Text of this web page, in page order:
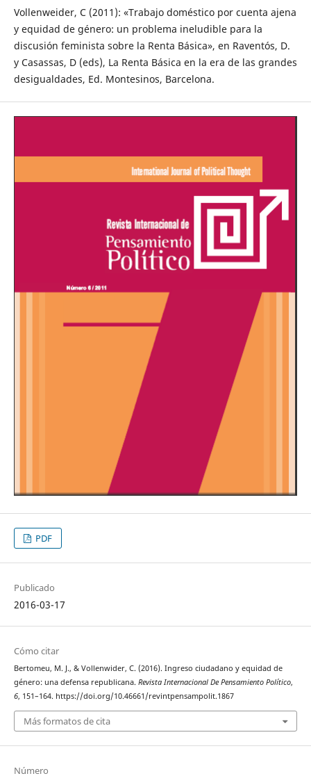
Vollenweider, C (2011): «Trabajo doméstico por cuenta ajena
y equidad de género: un problema ineludible para la
discusión feminista sobre la Renta Básica», en Raventós, D.
y Casassas, D (eds), La Renta Básica en la era de las grandes
desigualdades, Ed. Montesinos, Barcelona.
PDF
Publicado
2016-03-17
Cómo citar
Bertomeu, M. J., & Vollenwider, C. (2016). Ingreso ciudadano y equidad de
género: una defensa republicana. Revista Internacional De Pensamiento Político,
6, 151–164. https://doi.org/10.46661/revintpensampolit.1867
Más formatos de cita
Número